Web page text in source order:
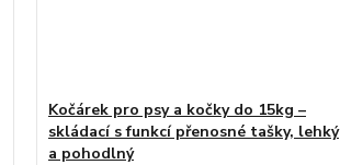
Kočárek pro psy a kočky do 15kg –
skládací s funkcí přenosné tašky, lehký
a pohodlný